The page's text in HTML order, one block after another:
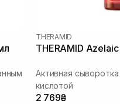
THERAMID
THERAMID
Активная
кислотой
2 769₴